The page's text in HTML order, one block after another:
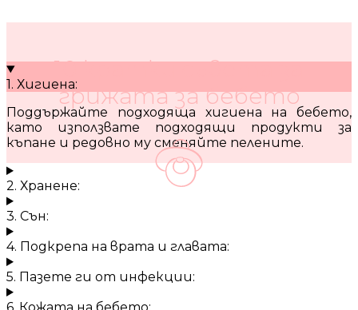
10 кратки съвета за
грижата за бебето
1. Хигиена:
Поддържайте подходяща хигиена на бебето,
като използвате подходящи продукти за
къпане и редовно му сменяйте пелените.
2. Хранене:
3. Сън:
4. Подкрепа на врата и главата:
5. Пазете ги от инфекции: